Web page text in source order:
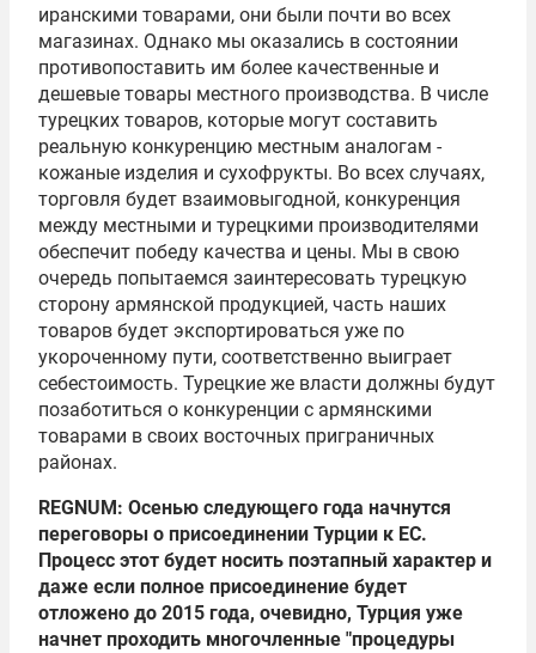
иранскими товарами, они были почти во всех
магазинах. Однако мы оказались в состоянии
противопоставить им более качественные и
дешевые товары местного производства. В числе
турецких товаров, которые могут составить
реальную конкуренцию местным аналогам -
кожаные изделия и сухофрукты. Во всех случаях,
торговля будет взаимовыгодной, конкуренция
между местными и турецкими производителями
обеспечит победу качества и цены. Мы в свою
очередь попытаемся заинтересовать турецкую
сторону армянской продукцией, часть наших
товаров будет экспортироваться уже по
укороченному пути, соответственно выиграет
себестоимость. Турецкие же власти должны будут
позаботиться о конкуренции с армянскими
товарами в своих восточных приграничных
районах.
REGNUM: Осенью следующего года начнутся
переговоры о присоединении Турции к ЕС.
Процесс этот будет носить поэтапный характер и
даже если полное присоединение будет
отложено до 2015 года, очевидно, Турция уже
начнет проходить многочленные "процедуры